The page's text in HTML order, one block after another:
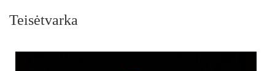
Teisėtvarka